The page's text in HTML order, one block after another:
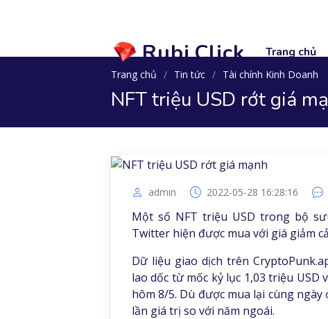
Rubi.Click Trang chủ
Trang chủ Tin tức Tài chính Kinh Doanh
NFT triệu USD rớt giá
admin 2022-05-28 16:28:16
Một số NFT triệu USD trong bộ
Twitter hiện được mua với giá giảm
Dữ liệu giao dịch trên
lao dốc từ mốc kỷ lục 1,03 triệu USD
hôm 8/5. Dù được mua lại cùng ngày
lần giá trị so với năm ngoái.